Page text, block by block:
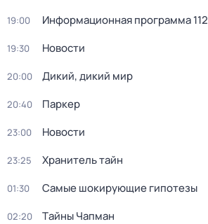
19:00 Информационная программа 112
19:30 Новости
20:00 Дикий, дикий мир
20:40 Паркер
23:00 Новости
23:25 Хранитель тайн
01:30 Самые шoкиpующие гипотезы
02:20 Тaйны Чапман